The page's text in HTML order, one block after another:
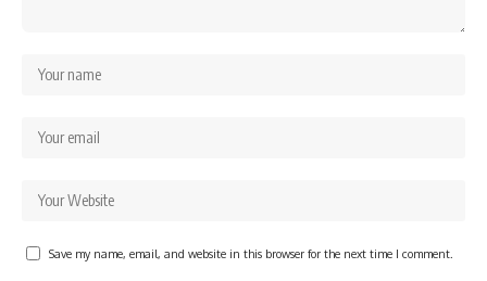
Save my name, email, and website in this browser for the next time I comment.